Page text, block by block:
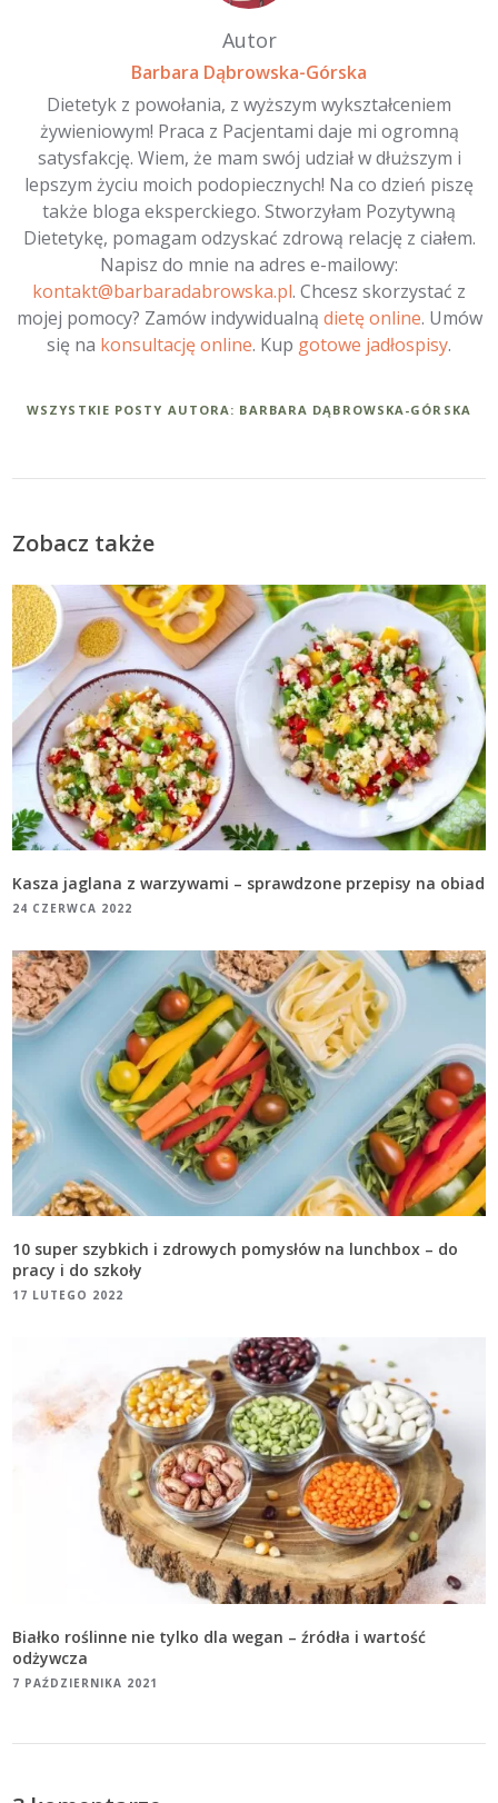
Autor
Barbara Dąbrowska-Górska
Dietetyk z powołania, z wyższym wykształceniem
żywieniowym! Praca z Pacjentami daje mi ogromną
satysfakcję. Wiem, że mam swój udział w dłuższym i
lepszym życiu moich podopiecznych! Na co dzień piszę
także bloga eksperckiego. Stworzyłam Pozytywną
Dietetykę, pomagam odzyskać zdrową relację z ciałem.
Napisz do mnie na adres e-mailowy:
kontakt@barbaradabrowska.pl. Chcesz skorzystać z
mojej pomocy? Zamów indywidualną dietę online. Umów
się na konsultację online. Kup gotowe jadłospisy.
WSZYSTKIE POSTY AUTORA: BARBARA DĄBROWSKA-GÓRSKA
Zobacz także
Kasza jaglana z warzywami – sprawdzone przepisy na obiad
24 CZERWCA 2022
10 super szybkich i zdrowych pomysłów na lunchbox – do
pracy i do szkoły
17 LUTEGO 2022
Białko roślinne nie tylko dla wegan – źródła i wartość
odżywcza
7 PAŹDZIERNIKA 2021